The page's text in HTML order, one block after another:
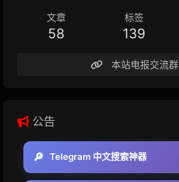
文章
58
标签
139
本站电报交流群
公告
🔎 Telegram 中文搜索神器